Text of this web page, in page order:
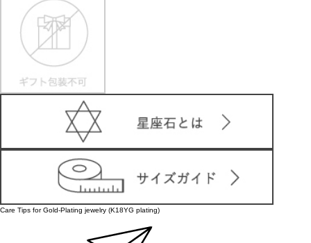
Care Tips for Gold-Plating jewelry (K18YG plating)